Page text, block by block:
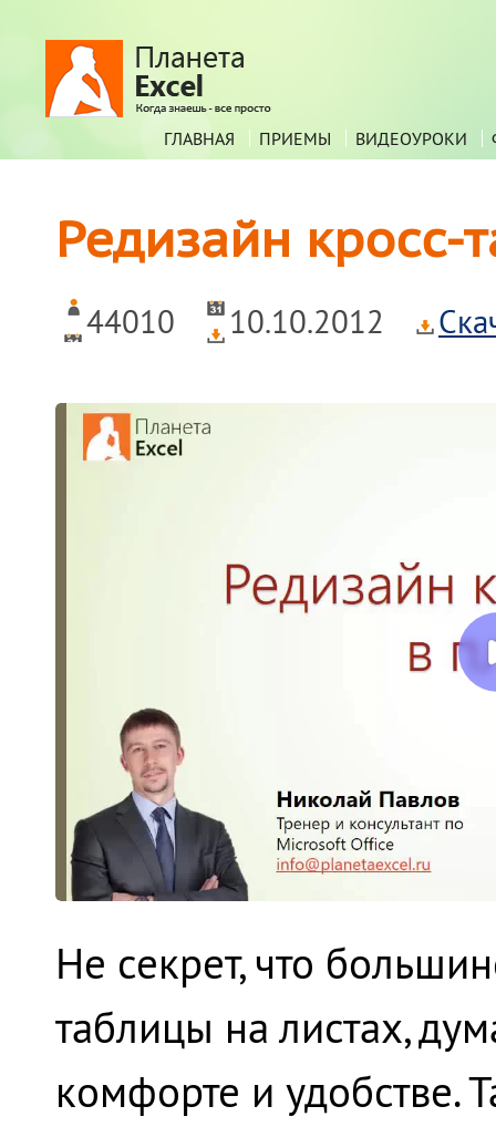
ГЛАВНАЯ ПРИЕМЫ ВИДЕОУРОКИ
Редизайн
44010 10.10.2012
Не секрет, что
таблицы на листах,
комфорте и удобстве.